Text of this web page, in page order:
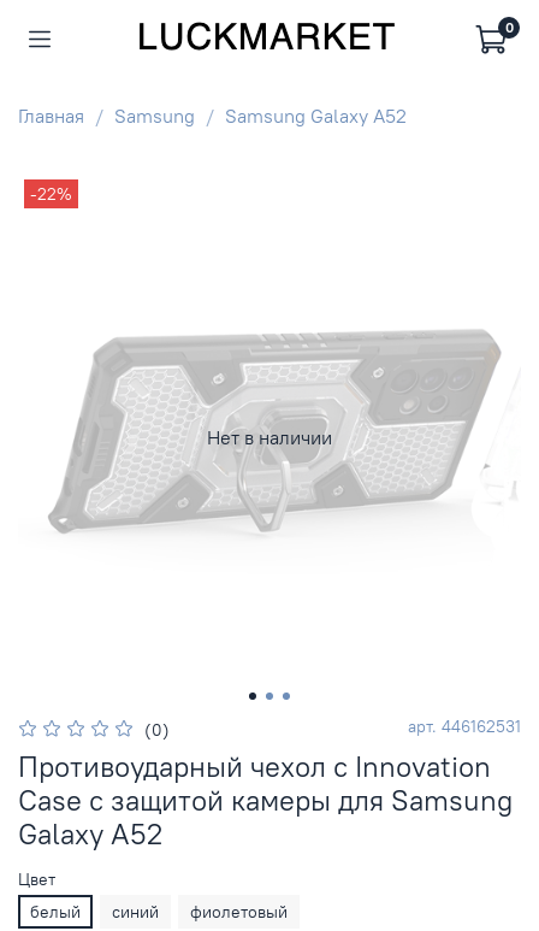
0
Главная Samsung Samsung Galaxy A52
Нет в наличии
-22%
(0) арт. 446162531
Противоударный чехол с Innovation
Case c защитой камеры для Samsung
Galaxy A52
Цвет
белый
синий фиолетовый